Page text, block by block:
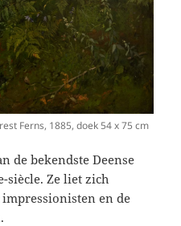
Ferns, 1885, doek 54 x 75 cm
de bekendste Deense
siècle. Ze liet zich
en de